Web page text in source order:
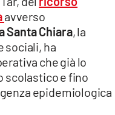
avverso
Santa Chiara, la
sociali, ha
che già lo
scolastico e fino
epidemiologica